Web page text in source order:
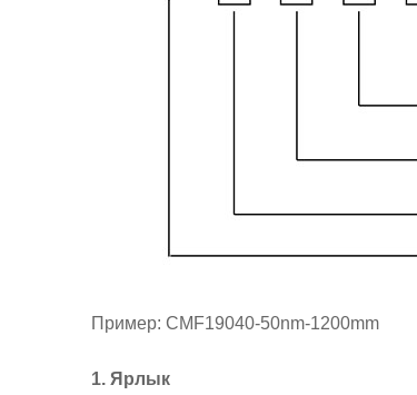
Пример: CMF19040-50nm-1200mm
1. Ярлык